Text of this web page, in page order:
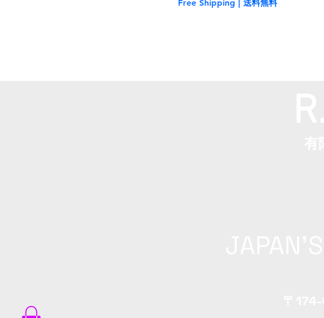
Free Shipping | 送料無料